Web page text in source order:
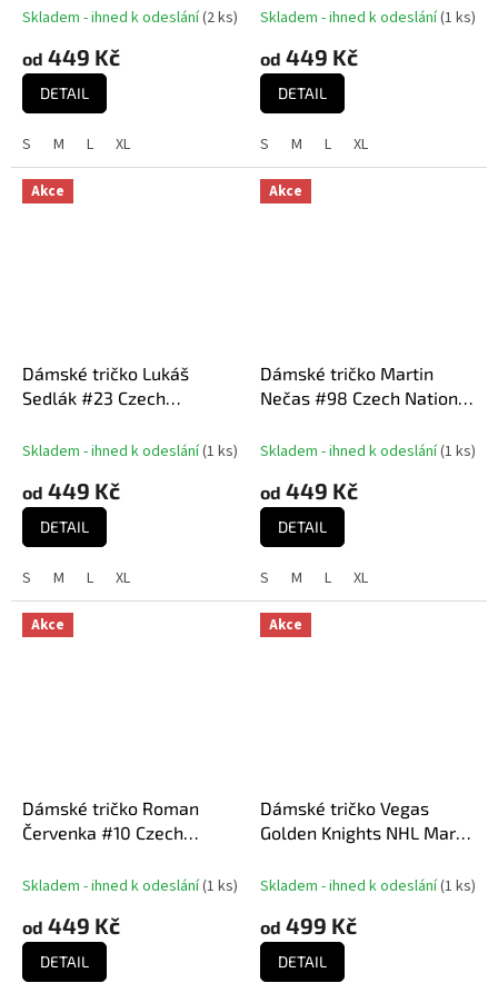
Red
Skladem - ihned k odeslání(2 ks)
od 449 Kč
DETAIL
S M L XL
White
Skladem - ihned k odeslání(1 ks)
od 449 Kč
DETAIL
S M L XL
Akce
Dámské tričko Lukáš
Sedlák #23 Czech
Red
Skladem - ihned k odeslání(1 ks)
od 449 Kč
DETAIL
S M L XL
Akce
Dámské tričko Martin
Nečas #98 Czech National
Skladem - ihned k odeslání(1 ks)
od 449 Kč
DETAIL
S M L XL
Akce
Dámské tričko Roman
Červenka #10 Czech
Red
Skladem - ihned k odeslání(1 ks)
od 449 Kč
DETAIL
Akce
Dámské tričko Vegas
Golden Knights NHL Mark
Champions Authentic
Number V-Neck
Skladem - ihned k odeslání(1 ks)
od 499 Kč
DETAIL